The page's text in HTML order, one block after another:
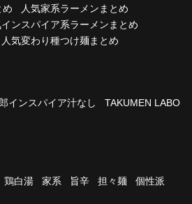
め
人気家系ラーメンまとめ
インスパイア系ラーメンまとめ
人気変わり種つけ麺まとめ
インスパイア汁なし
TAKUMEN LABO
鶏白湯 家系 旨辛 担々麺
個性派